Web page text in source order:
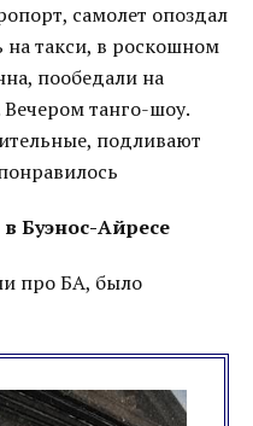
самолет опоздал
на такси, в роскошном
пообедали на
танго-шоу.
подливают
Буэнос-Айресе
про БА, было